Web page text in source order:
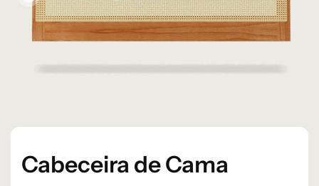
Palha Indiana
Cabeceira de Cama